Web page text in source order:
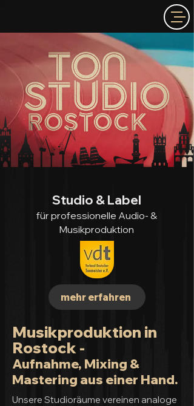
Studio & Label
für professionelle Audio- &
Musikproduktion
mehr erfahren
Musikproduktion in
Rostock -
Aufnahme, Mixing &
Mastering aus einer Hand.
Unsere Studioräume vereinen analoge